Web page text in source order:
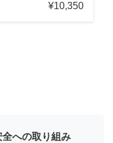
¥10,350
への取り組み